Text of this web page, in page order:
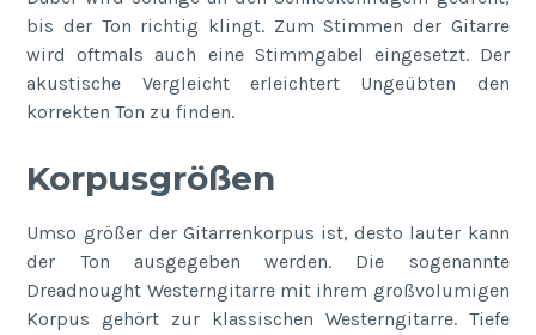
bis der Ton richtig klingt. Zum Stimmen der Gitarre
wird oftmals auch eine Stimmgabel eingesetzt. Der
akustische Vergleicht erleichtert Ungeübten den
korrekten Ton zu finden.
Korpusgrößen
Umso größer der Gitarrenkorpus ist, desto lauter kann
der Ton ausgegeben werden. Die sogenannte
Dreadnought Westerngitarre mit ihrem großvolumigen
Korpus gehört zur klassischen Westerngitarre. Tiefe